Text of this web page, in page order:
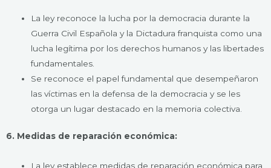
La ley reconoce la lucha por la democracia durante la
Guerra Civil Española y la Dictadura franquista como una
lucha legítima por los derechos humanos y las libertades
fundamentales.
Se reconoce el papel fundamental que desempeñaron
las víctimas en la defensa de la democracia y se les
otorga un lugar destacado en la memoria colectiva.
6. Medidas de reparación económica:
La ley establece medidas de reparación económica para